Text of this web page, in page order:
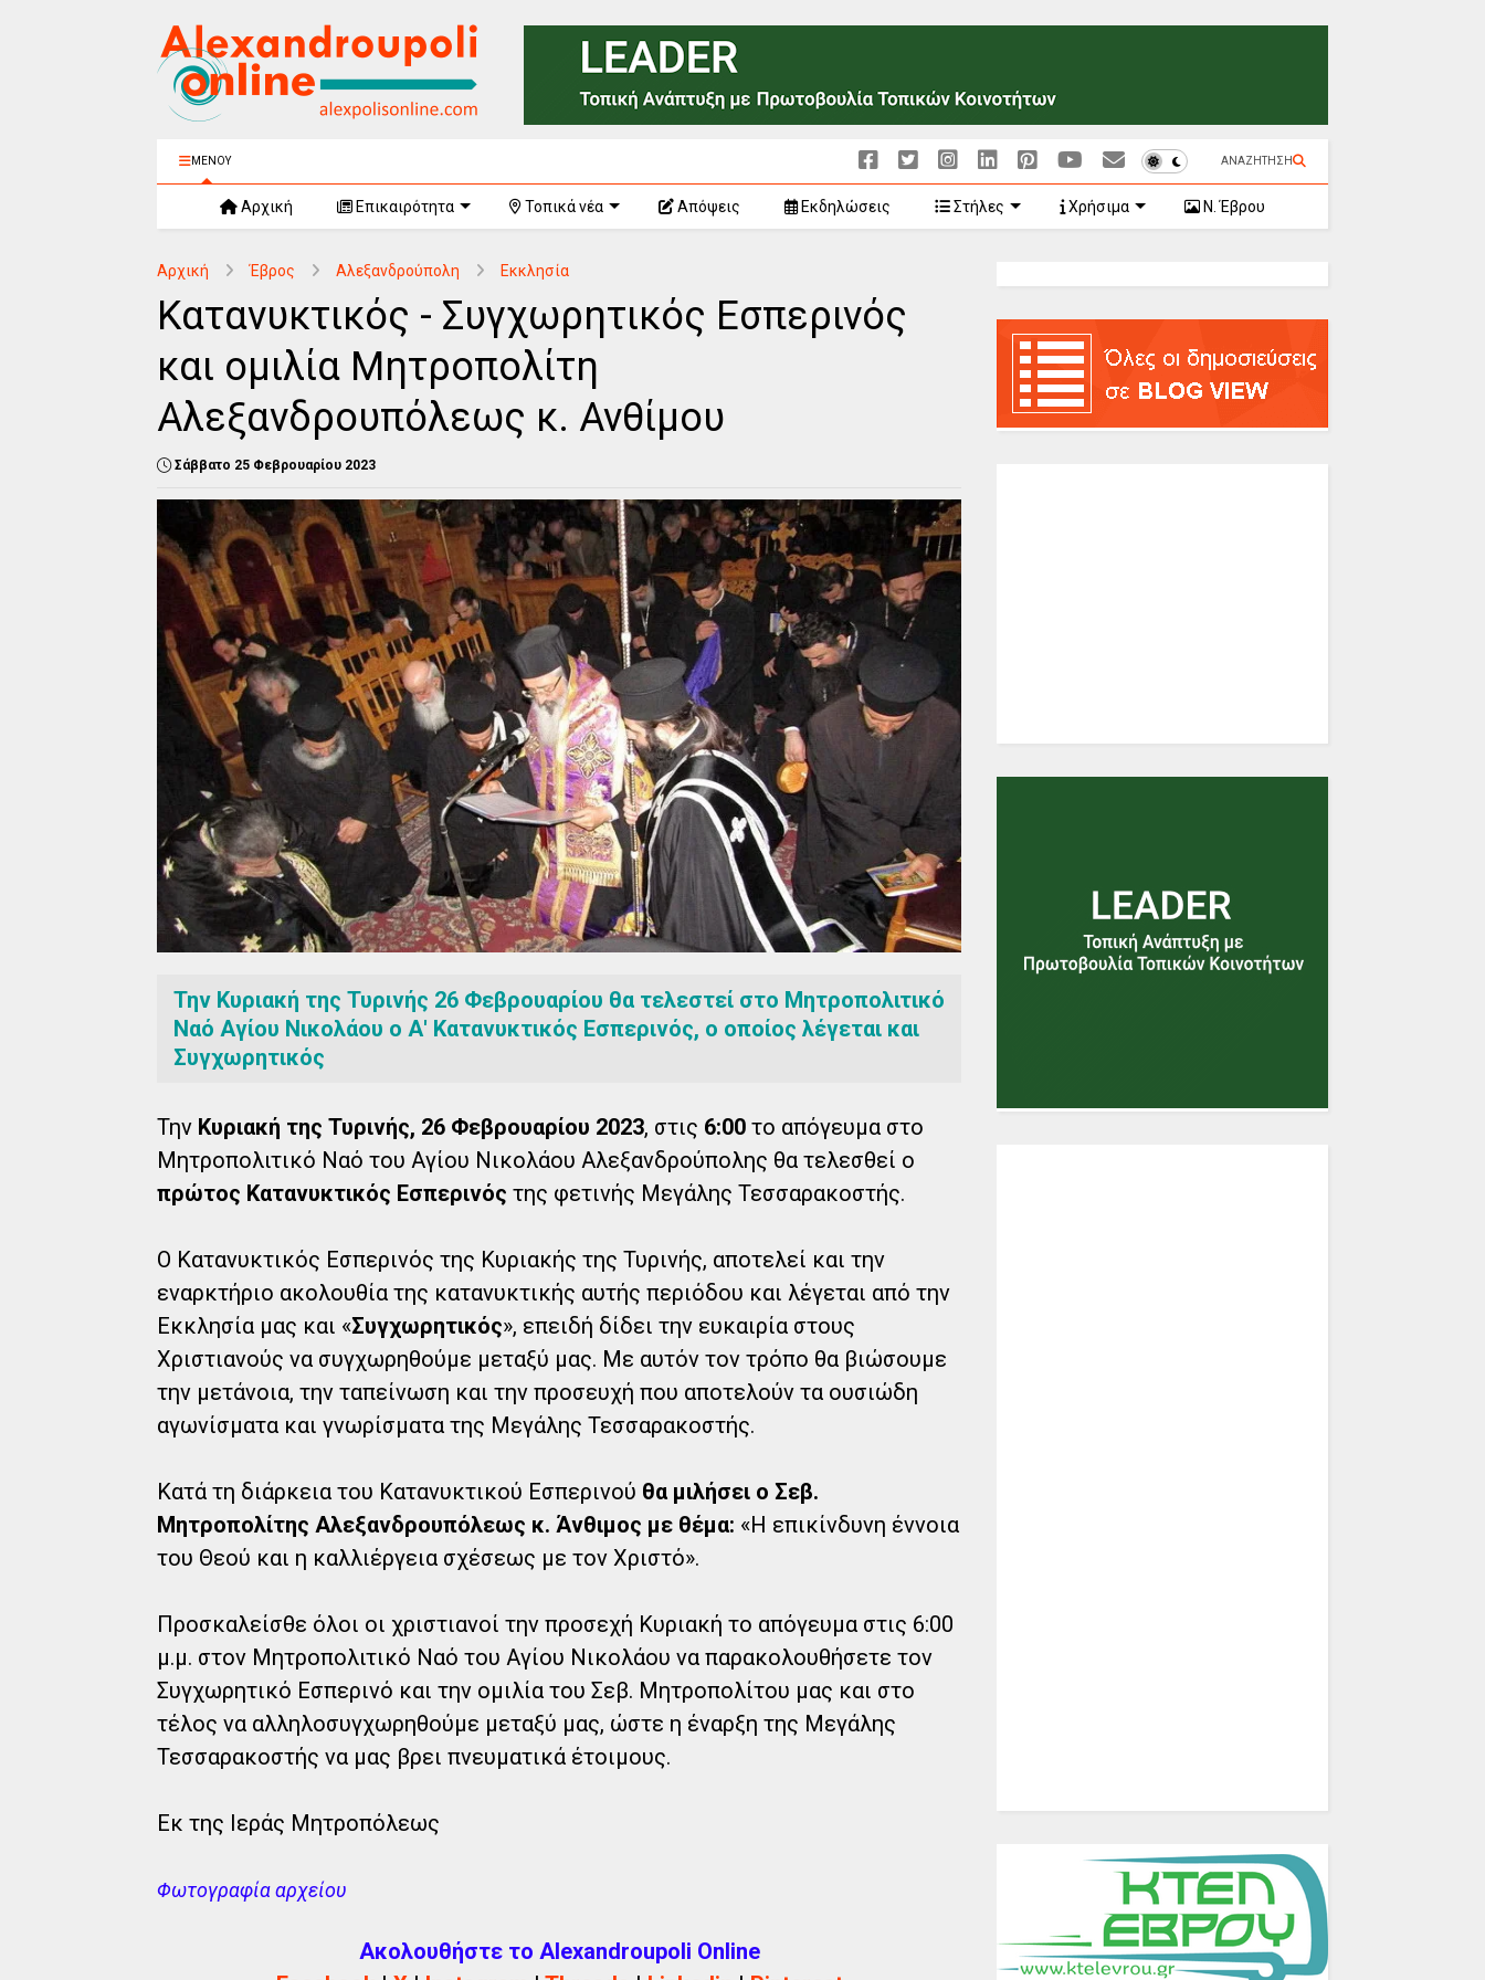
ΜΕΝΟΥ ΑΝΑΖΗΤΗΣΗ
Αρχική Επικαιρότητα Τοπικά νέα Απόψεις Εκδηλώσεις Στήλες Χρήσιμα Ν. Έβρου
Αρχική Έβρος Αλεξανδρούπολη Εκκλησία
Κατανυκτικός - Συγχωρητικός Εσπερινός
και ομιλία Μητροπολίτη
Αλεξανδρουπόλεως κ. Ανθίμου
Σάββατο 25 Φεβρουαρίου 2023
Την Κυριακή της Τυρινής 26 Φεβρουαρίου θα τελεστεί στο Μητροπολιτικό
Ναό Αγίου Νικολάου ο Α' Κατανυκτικός Εσπερινός, ο οποίος λέγεται και
Συγχωρητικός
Την Κυριακή της Τυρινής, 26 Φεβρουαρίου 2023, στις 6:00 το απόγευμα στο
Μητροπολιτικό Ναό του Αγίου Νικολάου Αλεξανδρούπολης θα τελεσθεί ο
πρώτος Κατανυκτικός Εσπερινός της φετινής Μεγάλης Τεσσαρακοστής.
Ο Κατανυκτικός Εσπερινός της Κυριακής της Τυρινής, αποτελεί και την
εναρκτήριο ακολουθία της κατανυκτικής αυτής περιόδου και λέγεται από την
Εκκλησία μας και «Συγχωρητικός», επειδή δίδει την ευκαιρία στους
Χριστιανούς να συγχωρηθούμε μεταξύ μας. Με αυτόν τον τρόπο θα βιώσουμε
την μετάνοια, την ταπείνωση και την προσευχή που αποτελούν τα ουσιώδη
αγωνίσματα και γνωρίσματα της Μεγάλης Τεσσαρακοστής.
Κατά τη διάρκεια του Κατανυκτικού Εσπερινού θα μιλήσει ο Σεβ.
Μητροπολίτης Αλεξανδρουπόλεως κ. Άνθιμος με θέμα: «Η επικίνδυνη έννοια
του Θεού και η καλλιέργεια σχέσεως με τον Χριστό».
Προσκαλείσθε όλοι οι χριστιανοί την προσεχή Κυριακή το απόγευμα στις 6:00
μ.μ. στον Μητροπολιτικό Ναό του Αγίου Νικολάου να παρακολουθήσετε τον
Συγχωρητικό Εσπερινό και την ομιλία του Σεβ. Μητροπολίτου μας και στο
τέλος να αλληλοσυγχωρηθούμε μεταξύ μας, ώστε η έναρξη της Μεγάλης
Τεσσαρακοστής να μας βρει πνευματικά έτοιμους.
Εκ της Ιεράς Μητροπόλεως
Φωτογραφία αρχείου
Ακολουθήστε το Alexandroupoli Online